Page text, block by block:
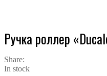
Ручка роллер
Share:
In stock